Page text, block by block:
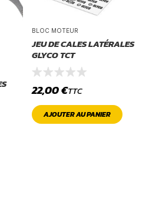
BLOC MOTEUR
JEU DE CALES LATÉRALES
GLYCO TCT
22,00€TTC
AJOUTER AU PANIER